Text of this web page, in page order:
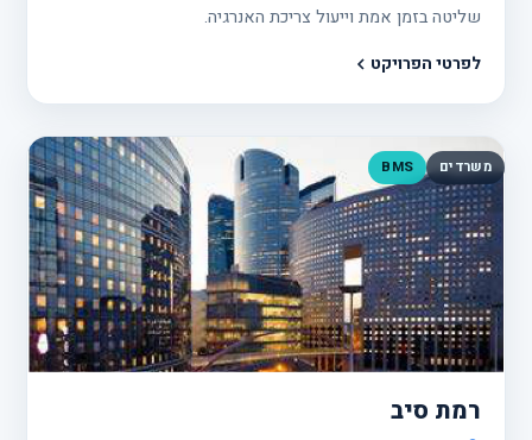
שליטה בזמן אמת וייעול צריכת האנרגיה.
לפרטי הפרויקט
משרדים BMS
רמת סיב